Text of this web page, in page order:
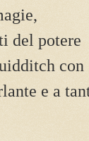
del potere
con
e a